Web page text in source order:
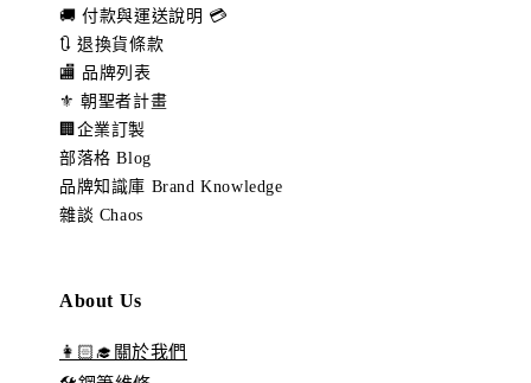
🚚 付款與運送說明 💳
🔃 退換貨條款
🏬 品牌列表
⚜️ 朝聖者計畫
🏢企業訂製
部落格 Blog
品牌知識庫 Brand Knowledge
雜談 Chaos
About Us
👩🏻‍🎓關於我們